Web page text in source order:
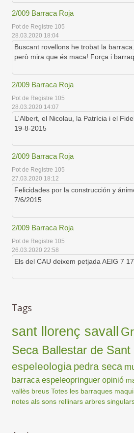
2/009 Barraca Roja
Pot de Registre 105
28.03.2020 18:04
Buscant rovellons he trobat la
però mira que és maca! Força i
2/009 Barraca Roja
Pot de Registre 105
28.03.2020 14:07
L'Albert, el Nicolau, la Patrícia i el
19-8-2015
2/009 Barraca Roja
Pot de Registre 105
27.03.2020 18:12
Felicidades por la construcción y
7/6/2015
2/009 Barraca Roja
Pot de Registre 105
26.03.2020 22:58
Els del CAU deixem petjada AEIG 7
Tags
sant llorenç savall
Seca Ballestar de
espeleologia pedra seca
barraca espeleopringuer opinió
vallès breus Totes les barraques
notes als sons rellinars arbres